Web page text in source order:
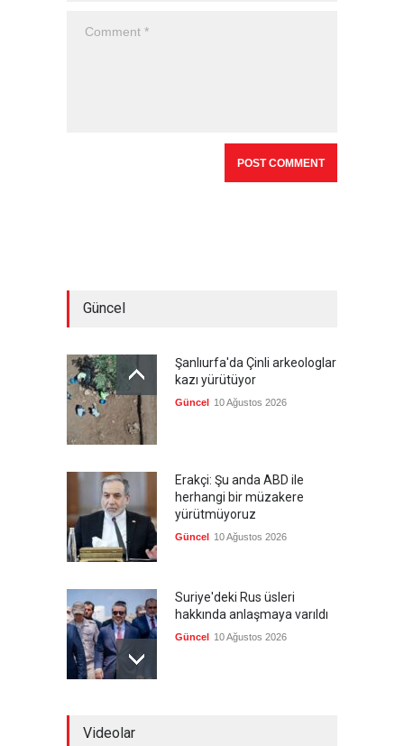
Güncel
Şanlıurfa'da Çinli arkeologlar
kazı yürütüyor
Güncel 10 Ağustos 2026
Erakçi: Şu anda ABD ile
herhangi bir müzakere
yürütmüyoruz
Güncel 10 Ağustos 2026
Suriye'deki Rus üsleri
hakkında anlaşmaya varıldı
Güncel 10 Ağustos 2026
Videolar